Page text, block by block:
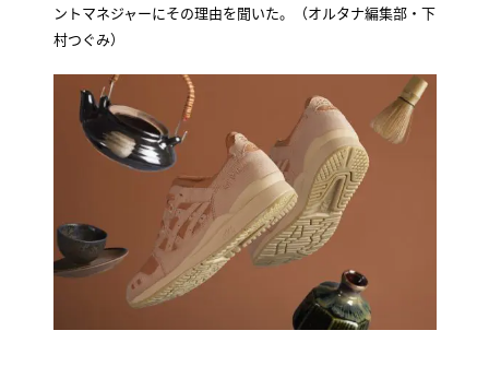
ントマネジャーにその理由を聞いた。（オルタナ編集部・下
村つぐみ）